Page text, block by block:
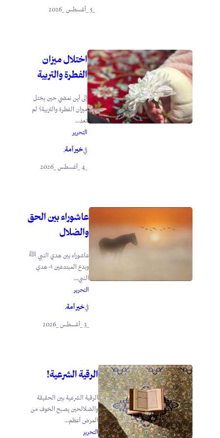
_5 _أغسطس _2026
اختلال ميزان
الفطرة والتربية
إلى أين نمضي حين يختل
ميزان الفطرة والتربية؟ لم
تعد...
التحرير
فيخير أمة.
_4 _أغسطس _2026
عاشوراء بين الحق
والضلال
عاشوراء بين هدي النبي ﷺ
وبدع المبتدعين ١- هدي
النبي...
التحرير
فيخير أمة.
الرقية الشرعية!
الرقية الشرعية بين الحقيقة
والضلالحين يصبح الخوف من
المرض أعظم...
التحرير